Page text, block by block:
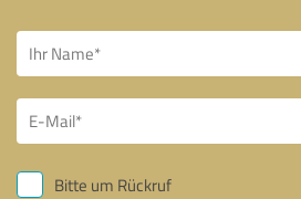
Bitte um Rückruf